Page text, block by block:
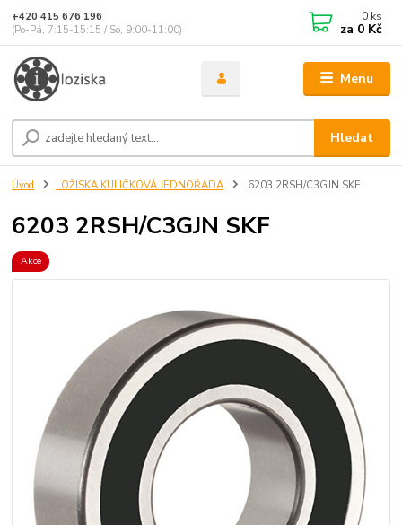
Menu
Hledat
+420 415 676 196
(Po-Pá, 7:15-15:15 / So, 9:00-11:00)
0 ks
za 0 Kč
Úvod LOŽISKA KULIČKOVÁ JEDNOŘADÁ 6203 2RSH/C3GJN SKF
6203 2RSH/C3GJN SKF
Akce